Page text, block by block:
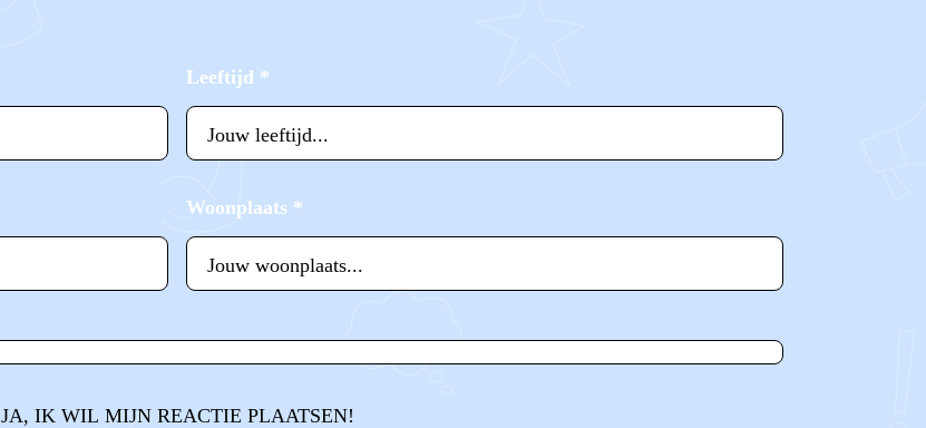
Leeftijd *
Woonplaats *
JA, IK WIL MIJN REACTIE PLAATSEN!